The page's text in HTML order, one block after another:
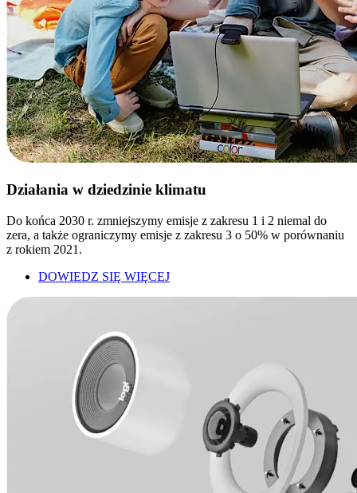
Działania w dziedzinie klimatu
Do końca 2030 r. zmniejszymy emisje z zakresu 1 i 2 niemal do
zera, a także ograniczymy emisje z zakresu 3 o 50% w porównaniu
z rokiem 2021.
DOWIEDZ SIĘ WIĘCEJ